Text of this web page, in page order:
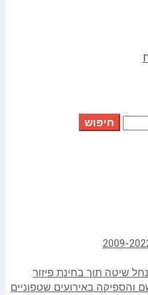
חיפוש
שיטה תוך בחינת פיזור
והספיקה באירועים שטפוניים